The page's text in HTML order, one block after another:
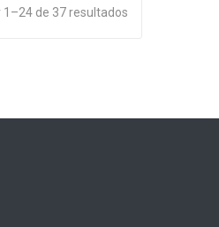
de 37 resultados